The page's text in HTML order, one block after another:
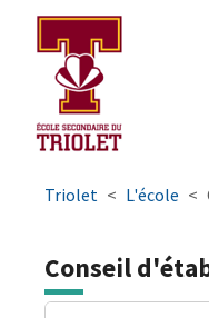
Aller à la navigation
Aller au contenu principal
Passer au pied de page
Triolet L'école
Conseil